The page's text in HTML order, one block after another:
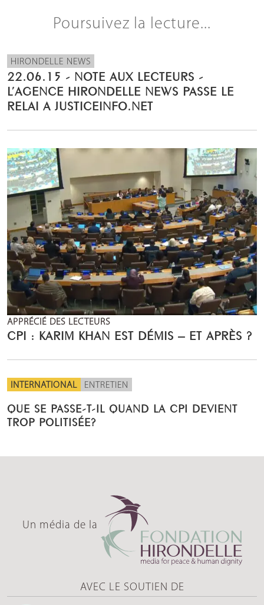
Poursuivez la lecture...
HIRONDELLE NEWS
22.06.15 - NOTE AUX LECTEURS -
L’AGENCE HIRONDELLE NEWS PASSE LE
RELAI A JUSTICEINFO.NET
APPRÉCIÉ DES LECTEURS
CPI : KARIM KHAN EST DÉMIS – ET APRÈS ?
INTERNATIONAL ENTRETIEN
QUE SE PASSE-T-IL QUAND LA CPI DEVIENT
TROP POLITISÉE?
Un média de la
AVEC LE SOUTIEN DE